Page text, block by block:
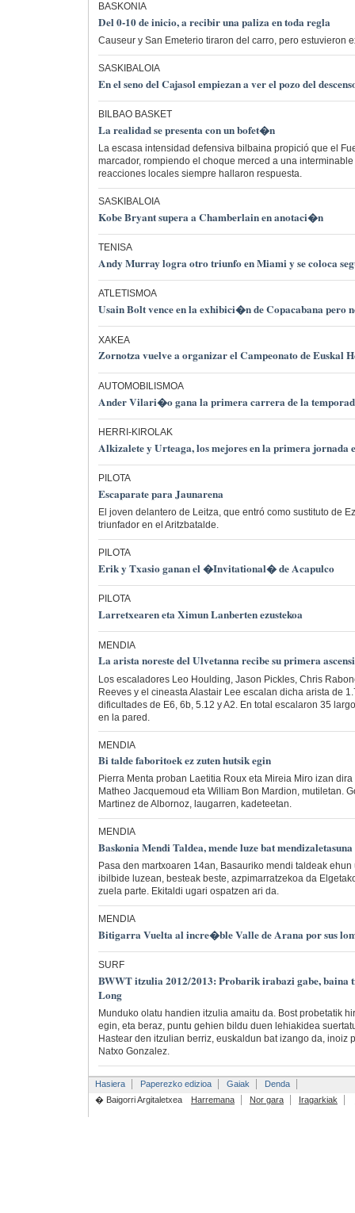
BASKONIA
Del 0-10 de inicio, a recibir una paliza en toda regla
Causeur y San Emeterio tiraron del carro, pero estuvieron
SASKIBALOIA
En el seno del Cajasol empiezan a ver el pozo del
BILBAO BASKET
La realidad se presenta con un bofet�n
La escasa intensidad defensiva bilbaina propició que el
marcador, rompiendo el choque merced a una
reacciones locales siempre hallaron respuesta.
SASKIBALOIA
Kobe Bryant supera a Chamberlain en anotaci�n
TENISA
Andy Murray logra otro triunfo en Miami y se coloca
ATLETISMOA
Usain Bolt vence en la exhibici�n de Copacabana pero
XAKEA
Zornotza vuelve a organizar el Campeonato de Euskal
AUTOMOBILISMOA
Ander Vilari�o gana la primera carrera de la
HERRI-KIROLAK
Alkizalete y Urteaga, los mejores en la primera jornada
PILOTA
Escaparate para Jaunarena
El joven delantero de Leitza, que entró como sustituto de
triunfador en el Aritzbatalde.
PILOTA
Erik y Txasio ganan el �Invitational� de Acapulco
PILOTA
Larretxearen eta Ximun Lanberten ezustekoa
MENDIA
La arista noreste del Ulvetanna recibe su primera
Los escaladores Leo Houlding, Jason Pickles, Chris
Reeves y el cineasta Alastair Lee escalan dicha arista de
dificultades de E6, 6b, 5.12 y A2. En total escalaron 35
en la pared.
MENDIA
Bi talde faboritoek ez zuten hutsik egin
Pierra Menta proban Laetitia Roux eta Mireia Miro izan
Matheo Jacquemoud eta William Bon Mardion, mutiletan.
Martinez de Albornoz, laugarren, kadeteetan.
MENDIA
Baskonia Mendi Taldea, mende luze bat
Pasa den martxoaren 14an, Basauriko mendi taldeak
ibilbide luzean, besteak beste, azpimarratzekoa da
zuela parte. Ekitaldi ugari ospatzen ari da.
MENDIA
Bitigarra Vuelta al incre�ble Valle de Arana por sus
SURF
BWWT itzulia 2012/2013: Probarik irabazi gabe, baina
Long
Munduko olatu handien itzulia amaitu da. Bost probetatik
egin, eta beraz, puntu gehien bildu duen lehiakidea
Hastear den itzulian berriz, euskaldun bat izango da, inoiz
Natxo Gonzalez.
Hasiera Paperezko edizioa Gaiak
Denda
� Baigorri Argitaletxea
Harremana Nor gara Iragarkiak